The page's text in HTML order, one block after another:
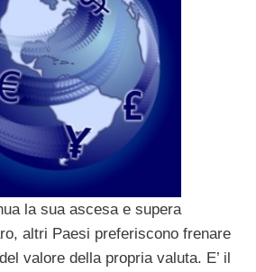
la sua ascesa e supera
altri Paesi preferiscono frenare
valore della propria valuta. E’ il